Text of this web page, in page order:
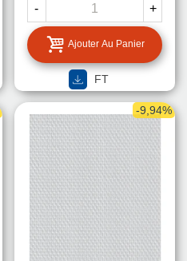
- +
Ajouter Au Panier
FT
-9,94%